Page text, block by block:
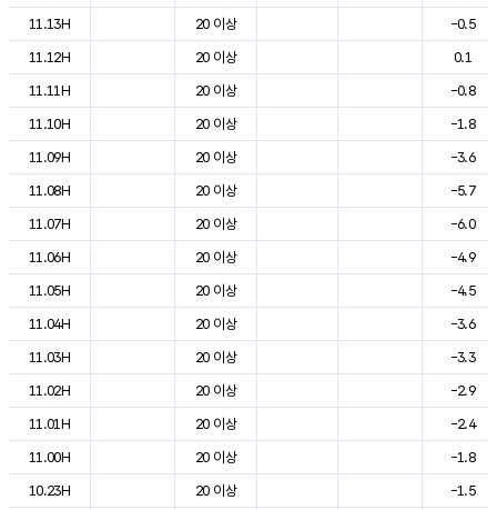
11.13H
20 이상
-0.5
11.12H
20 이상
0.1
11.11H
20 이상
-0.8
11.10H
20 이상
-1.8
11.09H
20 이상
-3.6
11.08H
20 이상
-5.7
11.07H
20 이상
-6.0
11.06H
20 이상
-4.9
11.05H
20 이상
-4.5
11.04H
20 이상
-3.6
11.03H
20 이상
-3.3
11.02H
20 이상
-2.9
11.01H
20 이상
-2.4
11.00H
20 이상
-1.8
10.23H
20 이상
-1.5